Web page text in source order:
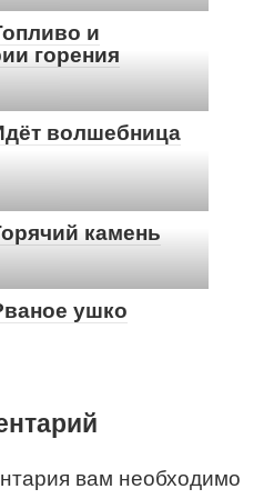
и
горения
волшебница
камень
ушко
вам необходимо